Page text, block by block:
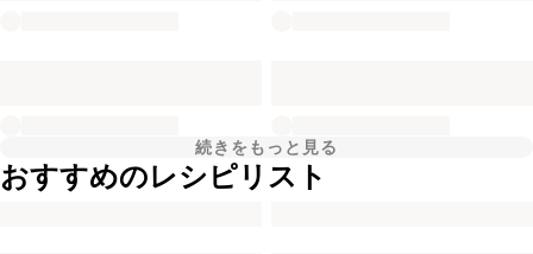
続きをもっと見る
おすすめのレシピリスト